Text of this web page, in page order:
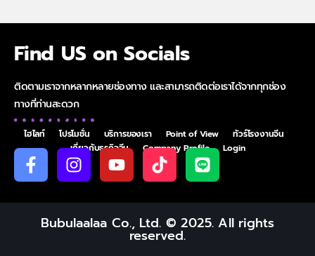
Find US on Socials
ติดตามเราจากหลากหลายช่องทาง และสามารถติดต่อเราได้จากทุกช่อง
ทางที่ท่านสะดวก
ไฮไลท์ โปรโมชั่น บริการของเรา Point of View
ทัวร์โรงงานจีน
เกี่ยวกับธุรกิจจีน
Company Profile Login
Bubulaalaa Co., Ltd. © 2025. All rights
reserved.